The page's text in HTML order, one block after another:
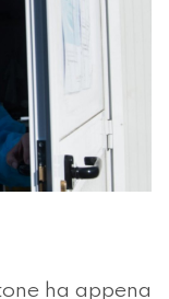
ha appena